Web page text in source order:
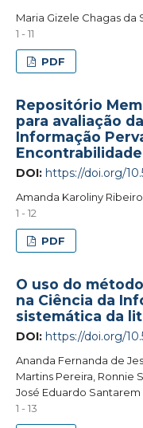
Maria Gizele Chagas da
1 - 11
PDF
Repositório
para avaliação
Informação
DOI: https://doi.org/
Amanda Karoliny
1 - 12
PDF
O uso do
na Ciência da
sistemática da
DOI: https://doi.org/
Ananda Fernanda de
Martins Pereira, Ronnie
José Eduardo
1 - 13